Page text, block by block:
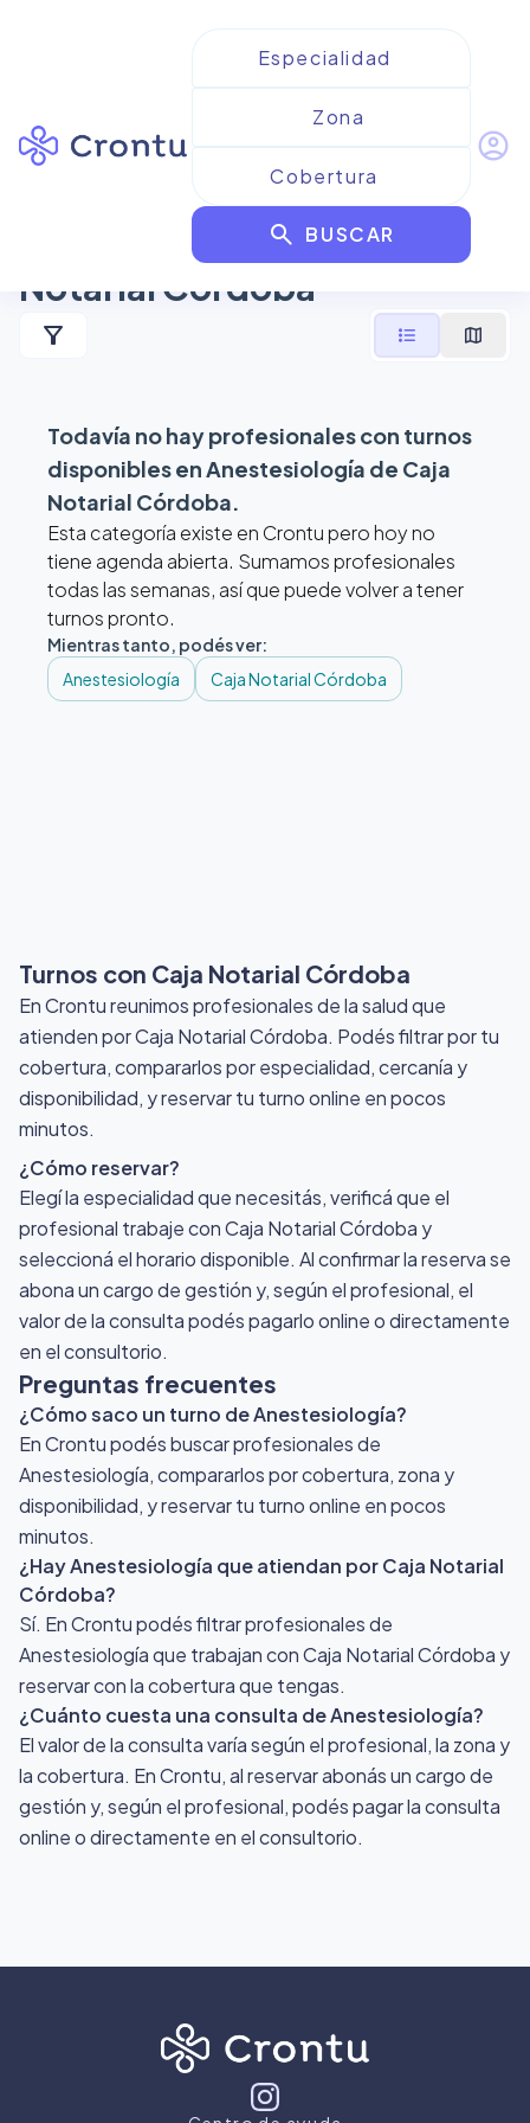
search BUSCAR
account_circle
Resultados para
Anestesiología de Caja
Notarial Córdoba
filter_alt format_list_bulleted map
Todavía no hay profesionales con turnos
disponibles enAnestesiología de Caja
Notarial Córdoba.
Esta categoría existe en Crontu pero hoy no
tiene agenda abierta. Sumamos profesionales
todas las semanas, así que puede volver a tener
turnos pronto.
Mientras tanto, podés ver:
Anestesiología
Caja Notarial Córdoba
Turnos con Caja Notarial Córdoba
En Crontu reunimos profesionales de la salud que
atienden por Caja Notarial Córdoba. Podés filtrar por tu
cobertura, compararlos por especialidad, cercanía y
disponibilidad, y reservar tu turno online en pocos
minutos.
¿Cómo reservar?
Elegí la especialidad que necesitás, verificá que el
profesional trabaje con Caja Notarial Córdoba y
seleccioná el horario disponible. Al confirmar la reserva se
abona un cargo de gestión y, según el profesional, el
valor de la consulta podés pagarlo online o directamente
en el consultorio.
Preguntas frecuentes
¿Cómo saco un turno de Anestesiología?
En Crontu podés buscar profesionales de
Anestesiología, compararlos por cobertura, zona y
disponibilidad, y reservar tu turno online en pocos
minutos.
¿Hay Anestesiología que atiendan por Caja Notarial
Córdoba?
Sí. En Crontu podés filtrar profesionales de
Anestesiología que trabajan con Caja Notarial Córdoba y
reservar con la cobertura que tengas.
¿Cuánto cuesta una consulta de Anestesiología?
El valor de la consulta varía según el profesional, la zona y
la cobertura. En Crontu, al reservar abonás un cargo de
gestión y, según el profesional, podés pagar la consulta
online o directamente en el consultorio.